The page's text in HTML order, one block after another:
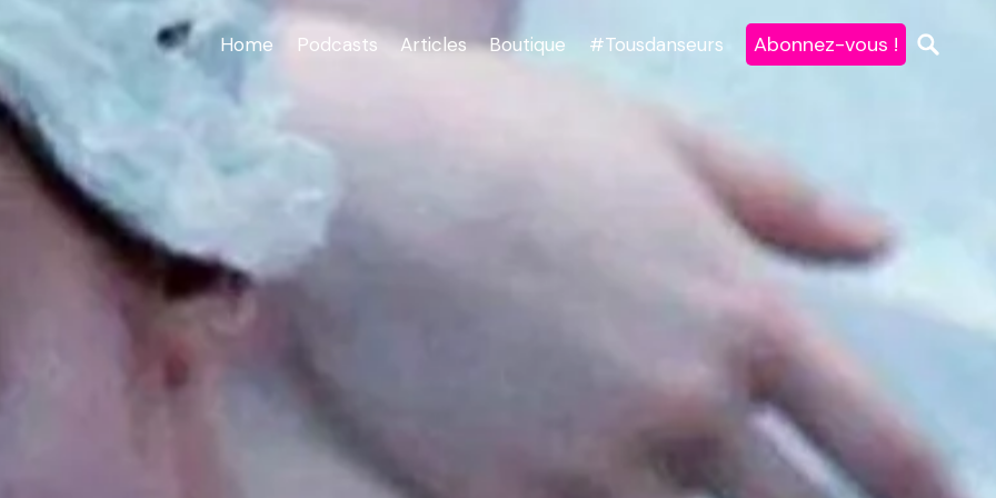
Home Podcasts Articles Boutique #Tousdanseurs Abonnez-vous !